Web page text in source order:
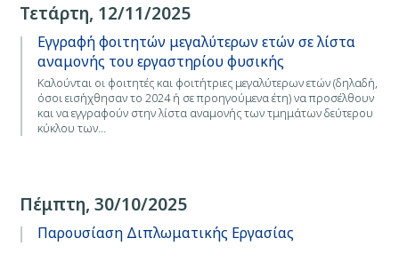
Τετάρτη, 12/11/2025
Εγγραφή φοιτητών μεγαλύτερων ετών σε λίστα
αναμονής του εργαστηρίου φυσικής
Καλούνται οι φοιτητές και φοιτήτριες μεγαλύτερων ετών (δηλαδή,
όσοι εισήχθησαν το 2024 ή σε προηγούμενα έτη) να προσέλθουν
και να εγγραφούν στην λίστα αναμονής των τμημάτων δεύτερου
κύκλου των…
Πέμπτη, 30/10/2025
Παρουσίαση Διπλωματικής Εργασίας